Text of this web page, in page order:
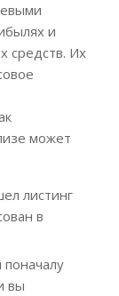
и
средств. Их
может
листинг
в
вы